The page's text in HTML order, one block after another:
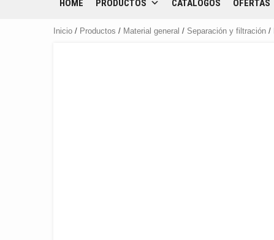
HOME PRODUCTOS CATÁLOGOS OFERTAS
Inicio / Productos / Material general / Separación y filtración /